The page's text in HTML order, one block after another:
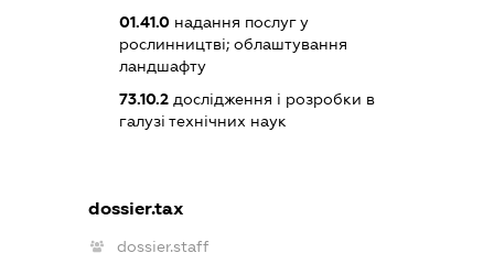
01.41.0 надання послуг у
рослинництві; облаштування
ландшафту
73.10.2 дослідження і розробки в
галузі технічних наук
dossier.tax
dossier.staff